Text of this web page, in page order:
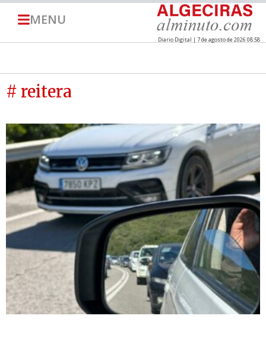
MENU
Diario Digital | 7 de agosto de 2026 08:58
# reitera